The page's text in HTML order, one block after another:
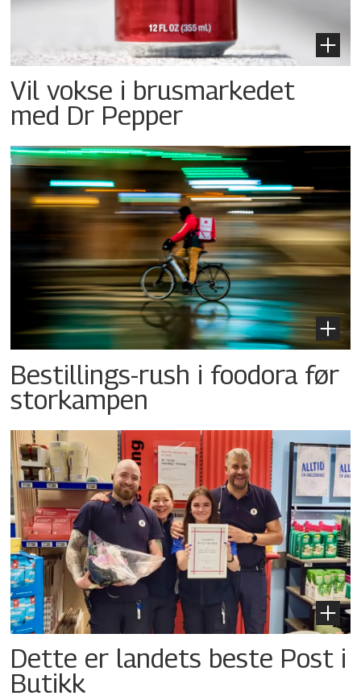
Vil vokse i brusmarkedet
med Dr Pepper
Bestillings-rush i foodora før
storkampen
Dette er landets beste Post i
Butikk